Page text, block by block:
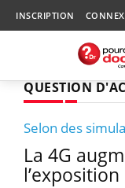
INSCRIPTION
QUESTION
Selon des
La 4G